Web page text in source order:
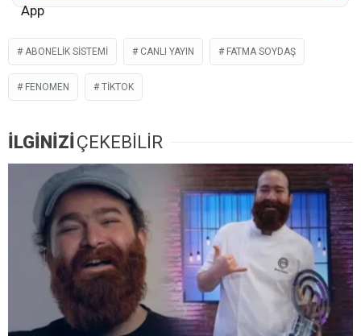
ABONELIK SISTEMI CANLI YAYIN FATMA SOYDAŞ
FENOMEN TIKTOK
İLGİNİZİ ÇEKEBİLİR